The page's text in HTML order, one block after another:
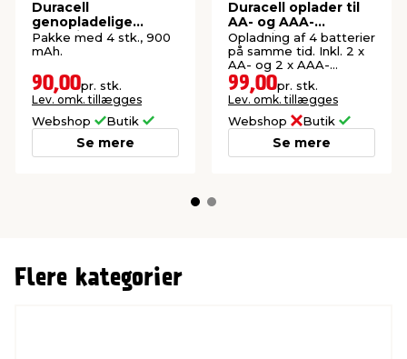
Duracell
genopladelige
batterier AAA 4-pk.
Pakke med 4 stk., 900
mAh.
90,00pr. stk.
Lev. omk. tillægges
Webshop Butik
Se mere
Duracell oplader til
AA- og AAA-
batterier
Opladning af 4 batterier
på samme tid. Inkl. 2 x
AA- og 2 x AAA-
batterier.
99,00pr. stk.
Lev. omk. tillægges
Webshop Butik
Se mere
Flere kategorier